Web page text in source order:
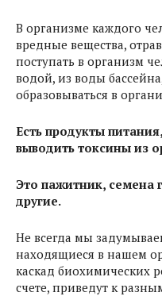
В организме каждого
вредные вещества,
поступать в организм
водой, из воды
образовываться в
Есть продукты
выводить токсины из
Это пажитник, семена
другие.
Не всегда мы
находящиеся в нашем
каскад биохимических
счете, приведут к